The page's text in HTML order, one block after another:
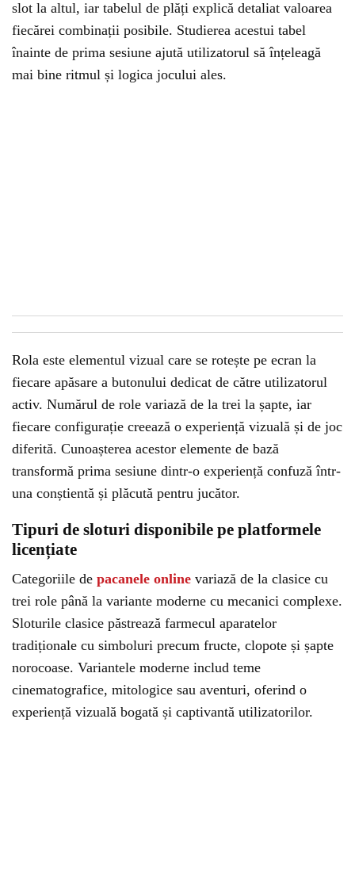
slot la altul, iar tabelul de plăți explică detaliat valoarea
fiecărei combinații posibile. Studierea acestui tabel
înainte de prima sesiune ajută utilizatorul să înțeleagă
mai bine ritmul și logica jocului ales.
Rola este elementul vizual care se rotește pe ecran la
fiecare apăsare a butonului dedicat de către utilizatorul
activ. Numărul de role variază de la trei la șapte, iar
fiecare configurație creează o experiență vizuală și de joc
diferită. Cunoașterea acestor elemente de bază
transformă prima sesiune dintr-o experiență confuză într-
una conștientă și plăcută pentru jucător.
Tipuri de sloturi disponibile pe platformele
licențiate
Categoriile de pacanele online variază de la clasice cu
trei role până la variante moderne cu mecanici complexe.
Sloturile clasice păstrează farmecul aparatelor
tradiționale cu simboluri precum fructe, clopote și șapte
norocoase. Variantele moderne includ teme
cinematografice, mitologice sau aventuri, oferind o
experiență vizuală bogată și captivantă utilizatorilor.